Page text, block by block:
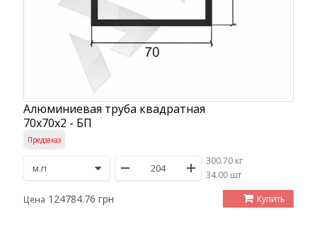
Алюминиевая труба квадратная
70х70х2 - БП
Предзаказ
300.70 кг
/34.00 шт
Цена 124784.76 грн Купить